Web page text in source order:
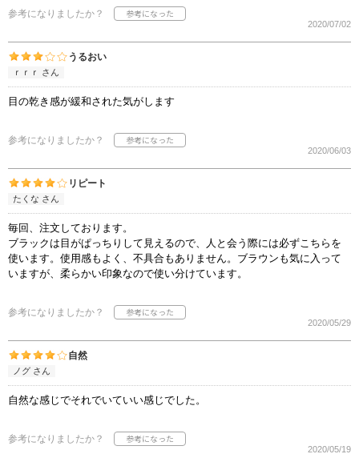
参考になりましたか？
2020/07/02
うるおい
ｒｒｒ さん
目の乾き感が緩和された気がします
参考になりましたか？
2020/06/03
リピート
たくな さん
毎回、注文しております。
ブラックは目がぱっちりして見えるので、人と会う際には必ずこちらを
使います。使用感もよく、不具合もありません。ブラウンも気に入って
いますが、柔らかい印象なので使い分けています。
参考になりましたか？
2020/05/29
自然
ノグ さん
自然な感じでそれでいていい感じでした。
参考になりましたか？
2020/05/19